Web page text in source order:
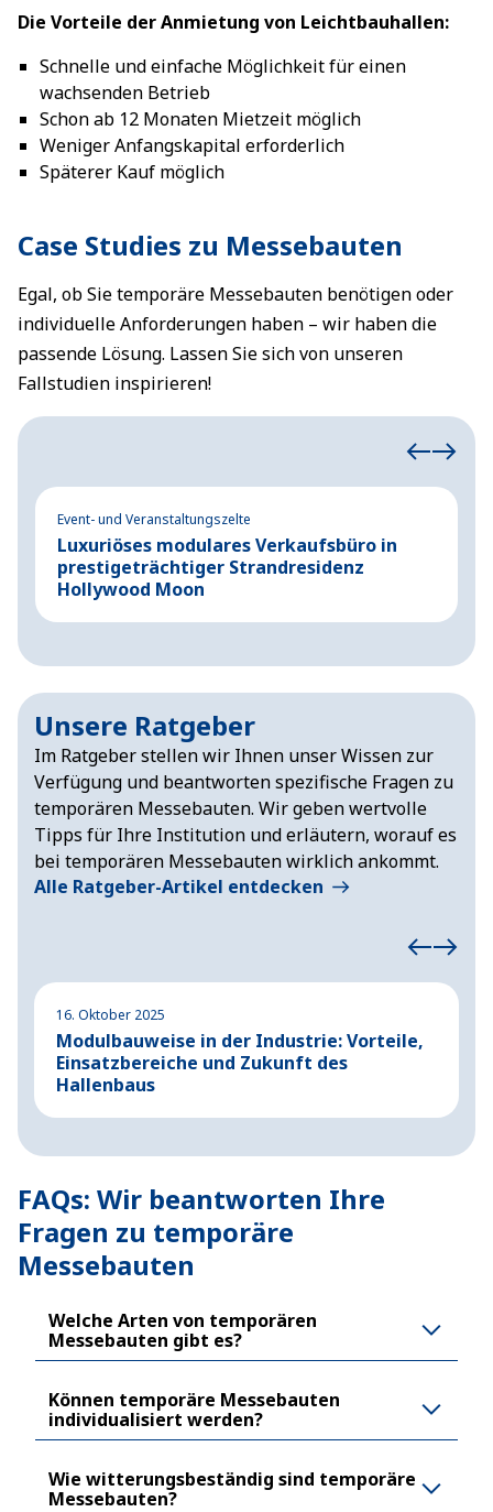
Die Vorteile der Anmietung von Leichtbauhallen:
Schnelle und einfache Möglichkeit für einen
wachsenden Betrieb
Schon ab 12 Monaten Mietzeit möglich
Weniger Anfangskapital erforderlich
Späterer Kauf möglich
Case Studies zu Messebauten
Egal, ob Sie temporäre Messebauten benötigen oder
individuelle Anforderungen haben – wir haben die
passende Lösung. Lassen Sie sich von unseren
Fallstudien inspirieren!
Event- und Veranstaltungszelte
Luxuriöses modulares Verkaufsbüro in
prestigeträchtiger Strandresidenz
Hollywood Moon
Unsere Ratgeber
Im Ratgeber stellen wir Ihnen unser Wissen zur
Verfügung und beantworten spezifische Fragen zu
temporären Messebauten. Wir geben wertvolle
Tipps für Ihre Institution und erläutern, worauf es
bei temporären Messebauten wirklich ankommt.
Alle Ratgeber-Artikel entdecken
16. Oktober 2025
Modulbauweise in der Industrie: Vorteile,
Einsatzbereiche und Zukunft des
Hallenbaus
FAQs: Wir beantworten Ihre
Fragen zu temporäre
Messebauten
Welche Arten von temporären
Messebauten gibt es?
Können temporäre Messebauten
individualisiert werden?
Wie witterungsbeständig sind temporäre
Messebauten?